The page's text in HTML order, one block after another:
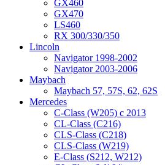
GX460
GX470
LS460
RX 300/330/350
Lincoln
Navigator 1998-2002
Navigator 2003-2006
Maybach
Maybach 57, 57S, 62, 62S
Mercedes
C-Class (W205) с 2013
CL-Class (C216)
CLS-Class (C218)
CLS-Class (W219)
E-Class (S212, W212)